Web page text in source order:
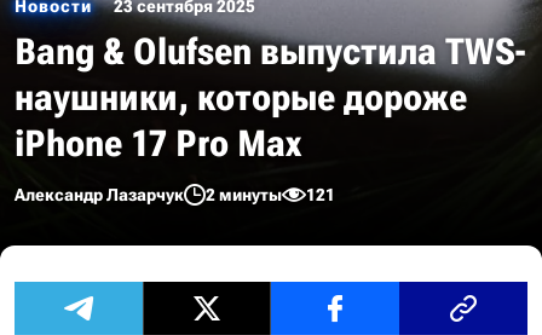
Новости 23 сентября 2025
Bang & Olufsen выпустила TWS-
наушники, которые дороже
iPhone 17 Pro Max
Александр Лазарчук 2 минуты 121